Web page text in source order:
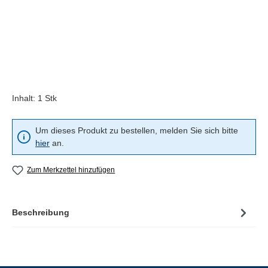
Inhalt: 1 Stk
Um dieses Produkt zu bestellen, melden Sie sich bitte
hier an.
Zum Merkzettel hinzufügen
Beschreibung